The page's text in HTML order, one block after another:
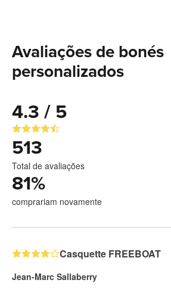
Avaliações de bonés
personalizados
4.3 / 5
513
Total de avaliações
81%
comprariam novamente
Casquette FREEBOAT
Jean-Marc Sallaberry